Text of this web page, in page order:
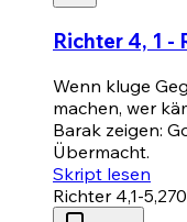
Richter 4, 1 -
Wenn kluge
machen, wer
Barak zeigen:
Übermacht.
Skript lesen
Richter 4,1-5,27